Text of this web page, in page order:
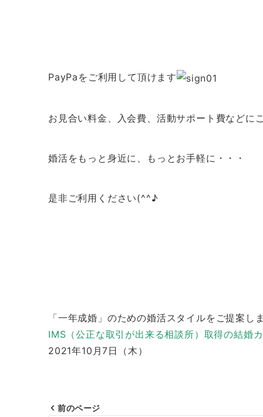
PayPaをご利用して頂けます
お見合い料金、入会費、活動サポート費などに
婚活をもっと身近に、もっとお手軽に・・・
是非ご利用ください(^^♪
「一年成婚」のための婚活スタイルをご提案しま
IMS（公正な取引が出来る相談所）取得の結婚
2021年10月7日（木）
前のページ